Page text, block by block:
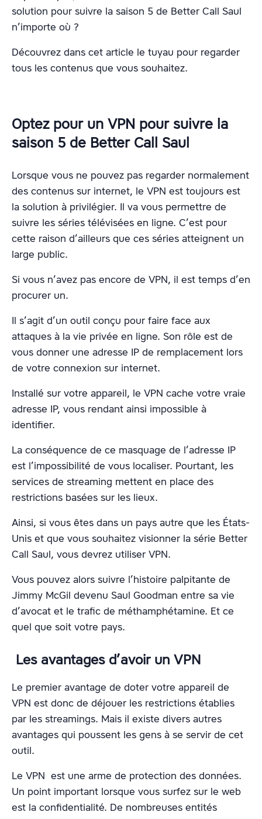
solution pour suivre la saison 5 de Better Call Saul
n’importe où ?
Découvrez dans cet article le tuyau pour regarder
tous les contenus que vous souhaitez.
Optez pour un VPN pour suivre la
saison 5 de Better Call Saul
Lorsque vous ne pouvez pas regarder normalement
des contenus sur internet, le VPN est toujours est
la solution à privilégier. Il va vous permettre de
suivre les séries télévisées en ligne. C’est pour
cette raison d’ailleurs que ces séries atteignent un
large public.
Si vous n’avez pas encore de VPN, il est temps d’en
procurer un.
Il s’agit d’un outil conçu pour faire face aux
attaques à la vie privée en ligne. Son rôle est de
vous donner une adresse IP de remplacement lors
de votre connexion sur internet.
Installé sur votre appareil, le VPN cache votre vraie
adresse IP, vous rendant ainsi impossible à
identifier.
La conséquence de ce masquage de l’adresse IP
est l’impossibilité de vous localiser. Pourtant, les
services de streaming mettent en place des
restrictions basées sur les lieux.
Ainsi, si vous êtes dans un pays autre que les États-
Unis et que vous souhaitez visionner la série Better
Call Saul, vous devrez utiliser VPN.
Vous pouvez alors suivre l’histoire palpitante de
Jimmy McGil devenu Saul Goodman entre sa vie
d’avocat et le trafic de méthamphétamine. Et ce
quel que soit votre pays.
Les avantages d’avoir un VPN
Le premier avantage de doter votre appareil de
VPN est donc de déjouer les restrictions établies
par les streamings. Mais il existe divers autres
avantages qui poussent les gens à se servir de cet
outil.
Le VPN est une arme de protection des données.
Un point important lorsque vous surfez sur le web
est la confidentialité. De nombreuses entités